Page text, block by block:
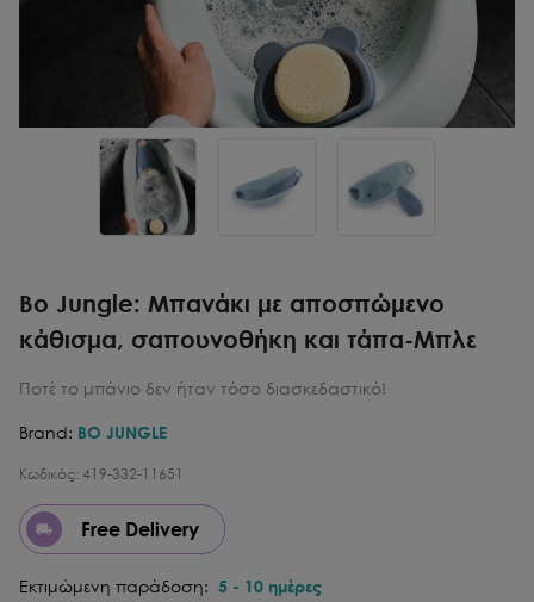
Bo Jungle: Μπανάκι με αποσπώμενο
κάθισμα, σαπουνοθήκη και τάπα-Μπλε
Ποτέ το μπάνιο δεν ήταν τόσο διασκεδαστικό!
Brand: BO JUNGLE
Κωδικός: 419-332-11651
Free Delivery
Εκτιμώμενη παράδοση: 5 - 10 ημέρες